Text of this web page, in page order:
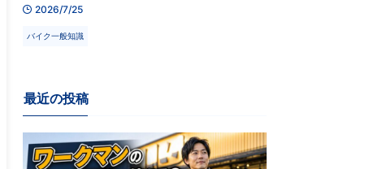
2026/7/25
バイク一般知識
最近の投稿